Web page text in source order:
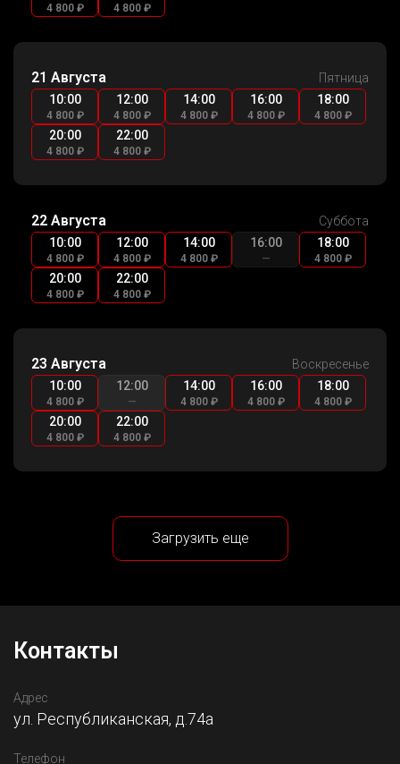
4 800 ₽ 4 800 ₽
21 Августа
Пятница
10:00
4 800 ₽
12:00
4 800 ₽
14:00
4 800 ₽
16:00
4 800 ₽
18:00
4 800 ₽
20:00
4 800 ₽
22:00
4 800 ₽
22 Августа
Суббота
10:00
4 800 ₽
12:00
4 800 ₽
14:00
4 800 ₽
16:00
—
18:00
4 800 ₽
20:00
4 800 ₽
22:00
4 800 ₽
23 Августа
Воскресенье
10:00
4 800 ₽
12:00
—
14:00
4 800 ₽
16:00
4 800 ₽
18:00
4 800 ₽
20:00
4 800 ₽
22:00
4 800 ₽
Загрузить еще
Контакты
Адрес
ул. Республиканская, д.74а
Телефон